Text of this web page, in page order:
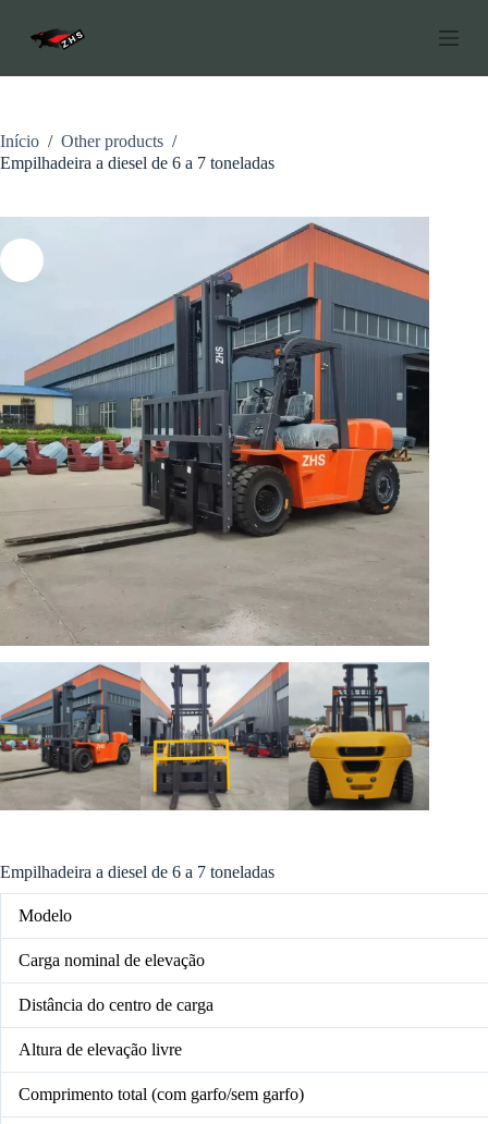
a
a
r
a
c
o
Início / Other products /
Empilhadeira a diesel de 6 a 7 toneladas
Empilhadeira a diesel de 6 a 7 toneladas
Modelo
Carga nominal de elevação
Distância do centro de carga
Altura de elevação livre
Comprimento total (com garfo/sem garfo)